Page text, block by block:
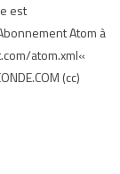
est
Atom à
atom.xml«
(cc)